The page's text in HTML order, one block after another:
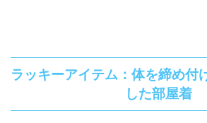
ラッキーアイテム：体を締め付
した部屋着